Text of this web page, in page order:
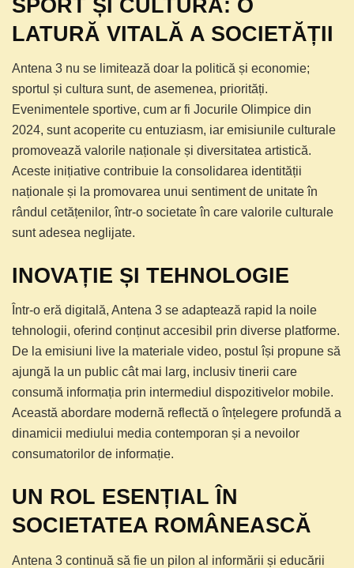
LATURĂ VITALĂ A SOCIETĂȚII
Antena 3 nu se limitează doar la politică și economie;
sportul și cultura sunt, de asemenea, priorități.
Evenimentele sportive, cum ar fi Jocurile Olimpice din
2024, sunt acoperite cu entuziasm, iar emisiunile culturale
promovează valorile naționale și diversitatea artistică.
Aceste inițiative contribuie la consolidarea identității
naționale și la promovarea unui sentiment de unitate în
rândul cetățenilor, într-o societate în care valorile culturale
sunt adesea neglijate.
INOVAȚIE ȘI TEHNOLOGIE
Într-o eră digitală, Antena 3 se adaptează rapid la noile
tehnologii, oferind conținut accesibil prin diverse platforme.
De la emisiuni live la materiale video, postul își propune să
ajungă la un public cât mai larg, inclusiv tinerii care
consumă informația prin intermediul dispozitivelor mobile.
Această abordare modernă reflectă o înțelegere profundă a
dinamicii mediului media contemporan și a nevoilor
consumatorilor de informație.
UN ROL ESENȚIAL ÎN
SOCIETATEA ROMÂNEASCĂ
Antena 3 continuă să fie un pilon al informării și educării